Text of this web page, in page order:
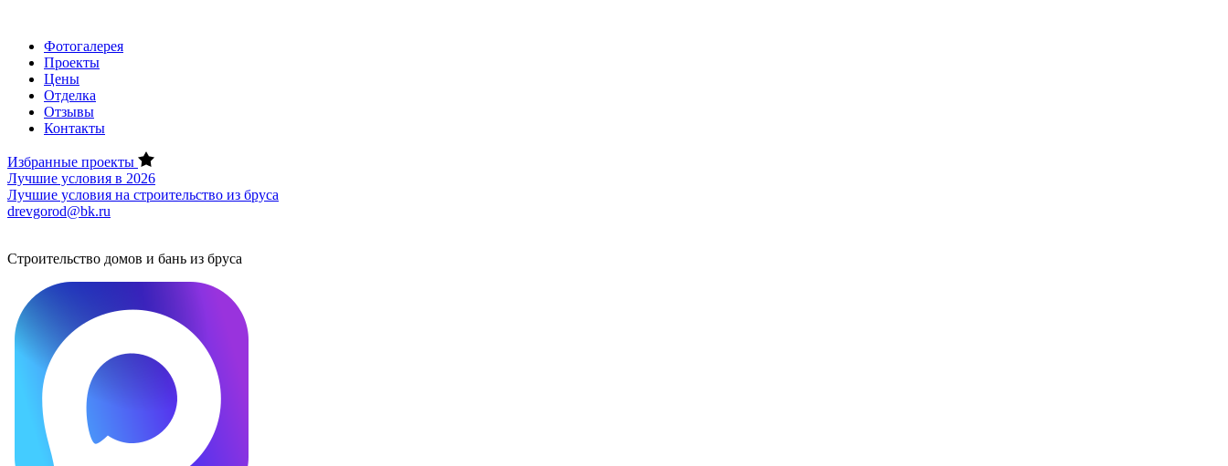
Фотогалерея
Проекты
Цены
Отделка
Отзывы
Контакты
Избранные проекты
Лучшие условия в 2026
Лучшие условия на строительство из бруса
drevgorod@bk.ru
Строительство домов и бань из бруса